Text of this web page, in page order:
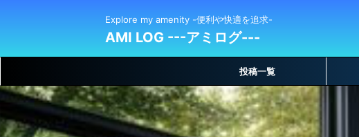
Explore my amenity -便利や快適を追求-
AMI LOG ---アミログ---
投稿一覧